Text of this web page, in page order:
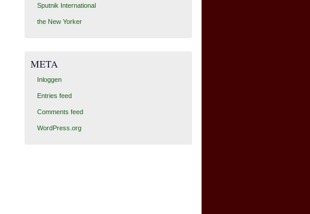
Sputnik International
the New Yorker
META
Inloggen
Entries feed
Comments feed
WordPress.org